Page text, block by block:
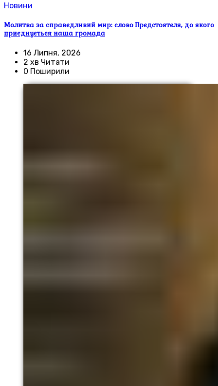
Новини
Молитва за справедливий мир: слово Предстоятеля, до якого
приєднується наша громада
16 Липня, 2026
2 хв Читати
0 Поширили